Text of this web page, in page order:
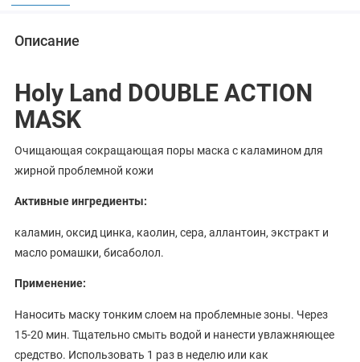
Описание
Holy Land DOUBLE ACTION
MASK
Очищающая сокращающая поры маска с каламином для
жирной проблемной кожи
Активные ингредиенты:
каламин, оксид цинка, каолин, сера, аллантоин, экстракт и
масло ромашки, бисаболол.
Применение:
Наносить маску тонким слоем на проблемные зоны. Через
15-20 мин. Тщательно смыть водой и нанести увлажняющее
средство. Использовать 1 раз в неделю или как